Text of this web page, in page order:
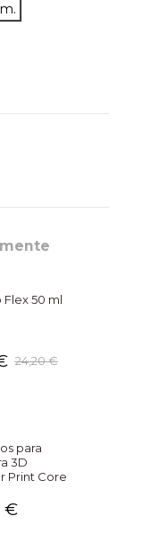
50 ml
24,20 €
para
3D
Print Core
€